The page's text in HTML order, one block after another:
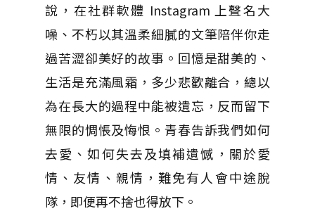
說，在社群軟體 Instagram 上聲名大
噪、不朽以其溫柔細膩的文筆陪伴你走
過苦澀卻美好的故事。回憶是甜美的、
生活是充滿風霜，多少悲歡離合，總以
為在長大的過程中能被遺忘，反而留下
無限的惆悵及悔恨。青春告訴我們如何
去愛、如何失去及填補遺憾，關於愛
情、友情、親情，難免有人會中途脫
隊，即便再不捨也得放下。